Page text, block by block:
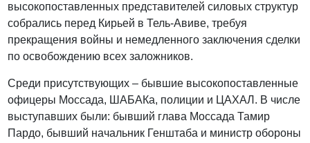
высокопоставленных представителей силовых структур
собрались перед Кирьей в Тель-Авиве, требуя
прекращения войны и немедленного заключения сделки
по освобождению всех заложников.
Среди присутствующих – бывшие высокопоставленные
офицеры Моссада, ШАБАКа, полиции и ЦАХАЛ. В числе
выступавших были: бывший глава Моссада Тамир
Пардо, бывший начальник Генштаба и министр обороны